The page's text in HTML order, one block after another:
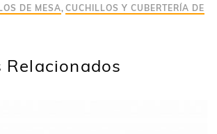
DE MESA, CUCHILLOS Y CUBERTERÍA DE
Relacionados